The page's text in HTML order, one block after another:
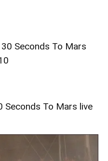
Seconds To Mars
Seconds To Mars live